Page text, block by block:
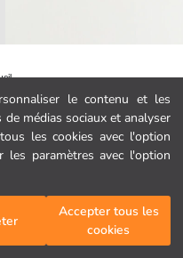
le contenu et les
médias sociaux et analyser
les cookies avec l'option
les paramètres avec l'option
Accepter tous les
cookies
LCW baby
4.49 EUR
193